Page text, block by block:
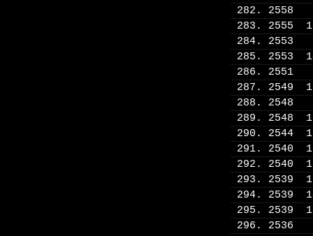
282. 2558
283. 2555
284. 2553
285. 2553
286. 2551
287. 2549
288. 2548
289. 2548
290. 2544
291. 2540
292. 2540
293. 2539
294. 2539
295. 2539
296. 2536